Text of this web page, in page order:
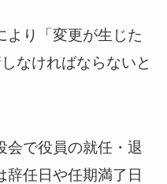
より「変更が生じた
なければならないと
会で役員の就任・退
辞任日や任期満了日